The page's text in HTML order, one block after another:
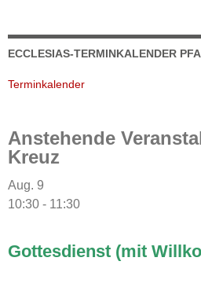
ECCLESIAS-TERMINKALENDER
Terminkalender
Anstehende
Kreuz
Aug. 9
10:30 - 11:30
Gottesdienst (mit